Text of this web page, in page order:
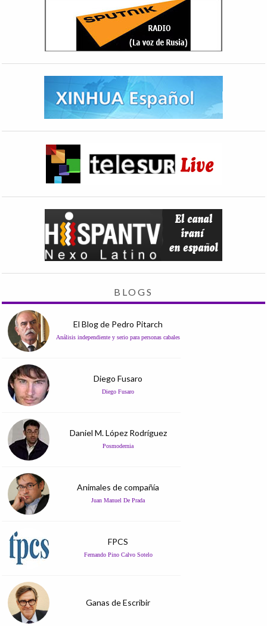
BLOGS
El Blog de Pedro Pitarch
Análisis independiente y serio para personas cabales
Diego Fusaro
Diego Fusaro
Daniel M. López Rodríguez
Posmodernia
Animales de compañía
Juan Manuel De Prada
FPCS
Fernando Pino Calvo Sotelo
Ganas de Escribir